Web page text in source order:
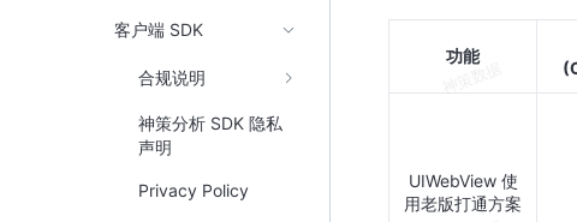
功能
UIWebView 使
用老版打通方案
客户端 SDK
合规说明
神策分析 SDK 隐私
声明
Privacy Policy